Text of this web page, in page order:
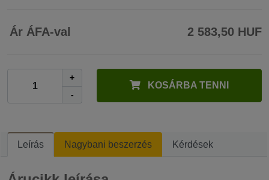
Ár ÁFA-val 2 583,50 HUF
+
-
KOSÁRBA TENNI
Leírás Nagybani beszerzés Kérdések